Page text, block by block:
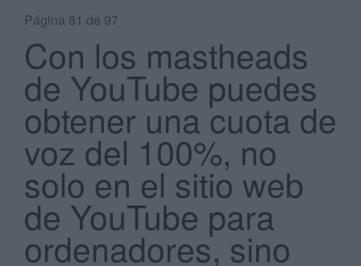
Search
Página 81 de 97
Con los mastheads
de YouTube puedes
obtener una cuota de
voz del 100%, no
solo en el sitio web
de YouTube para
ordenadores, sino